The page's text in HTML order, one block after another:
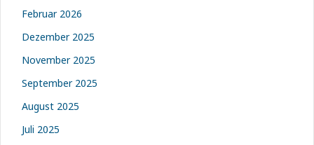
Februar 2026
Dezember 2025
November 2025
September 2025
August 2025
Juli 2025